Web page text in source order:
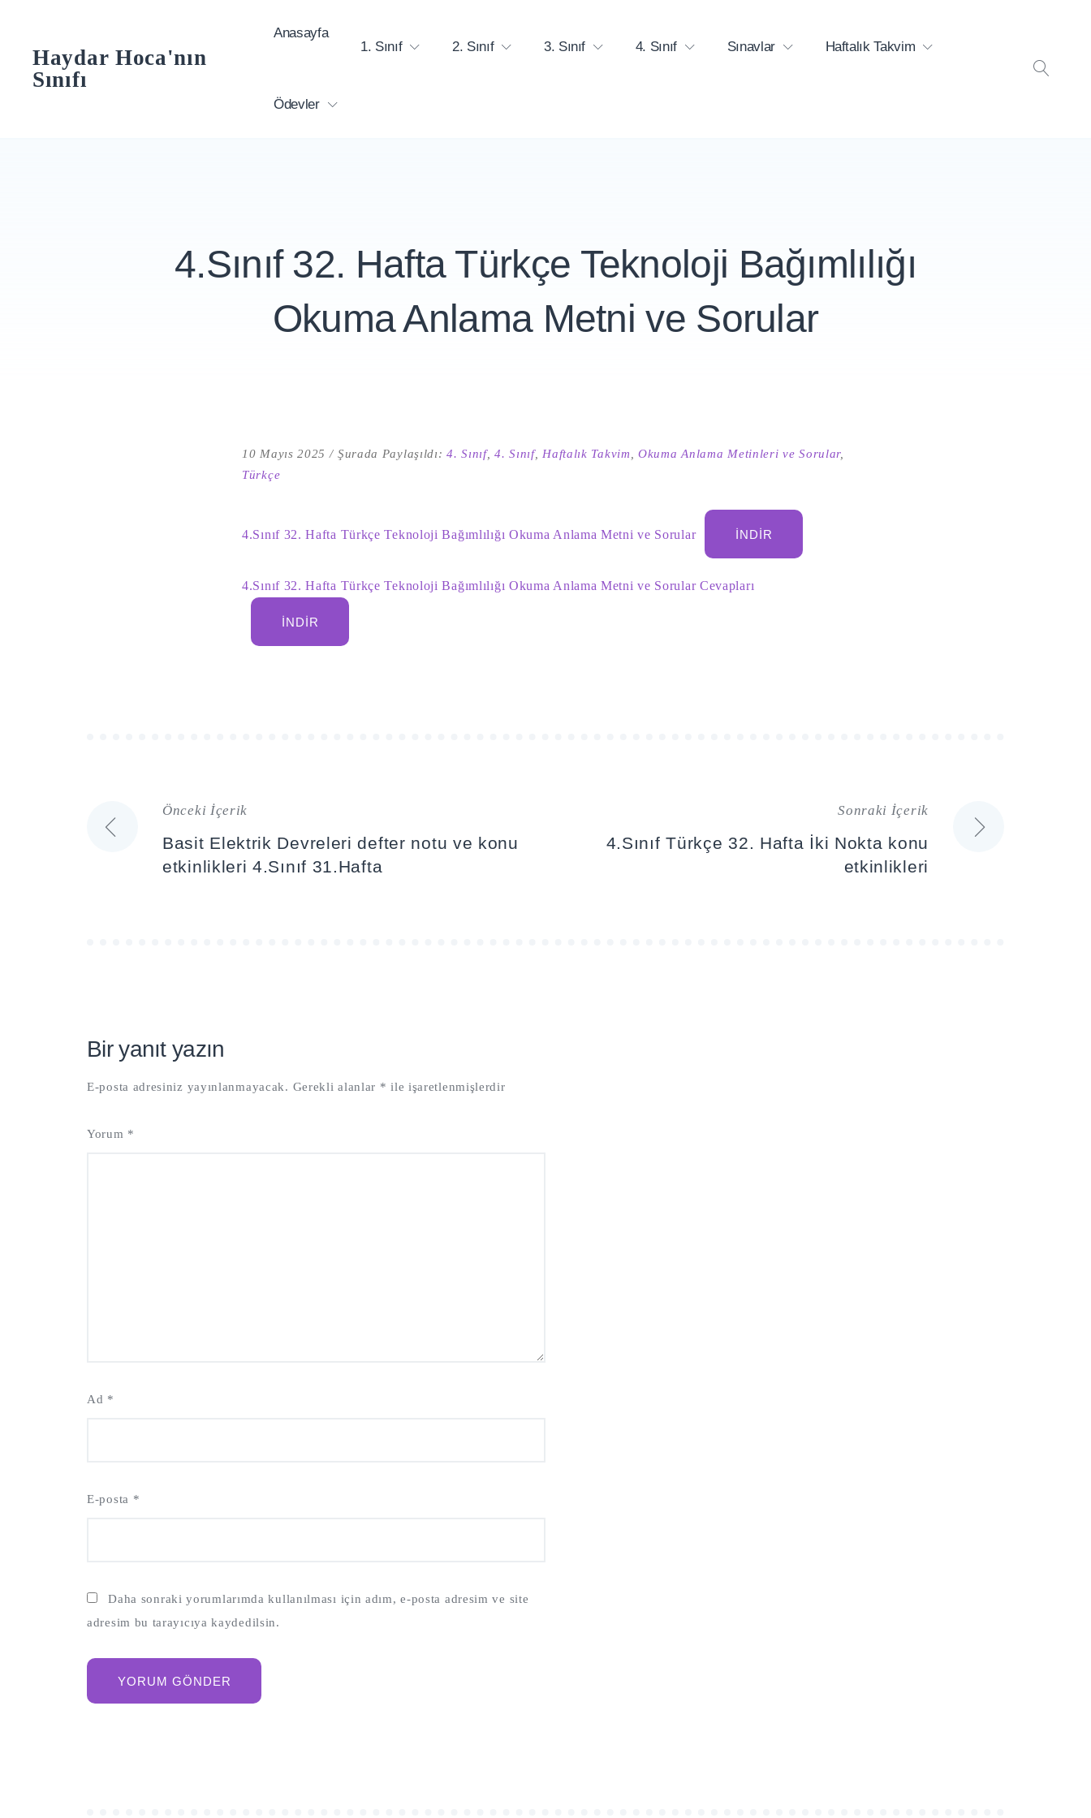
contentHaydar Hoca'nın
Sınıfı
Anasayfa
1. Sınıf
2. Sınıf 3. Sınıf 4. Sınıf Sınavlar Haftalık Takvim
Ödevler
4.Sınıf 32. Hafta Türkçe Teknoloji Bağımlılığı
Okuma Anlama Metni ve Sorular
10 Mayıs 2025 Şurada Paylaşıldı:4. Sınıf,4. Sınıf, Haftalık Takvim ,Okuma Anlama Metinleri ve Sorular,
Türkçe
4.Sınıf 32. Hafta Türkçe Teknoloji Bağımlılığı Okuma Anlama Metni ve Sorular İNDIR
4.Sınıf 32. Hafta Türkçe Teknoloji Bağımlılığı Okuma Anlama Metni ve Sorular Cevapları
İNDIR
Yazı
gezinmesi
Önceki İçerik
Basit Elektrik Devreleri defter notu ve konu
etkinlikleri 4.Sınıf 31.Hafta
Sonraki İçerik
4.Sınıf Türkçe 32. Hafta İki Nokta konu
etkinlikleri
Bir yanıt yazın
E-posta adresiniz yayınlanmayacak. Gerekli alanlar * ile işaretlenmişlerdir
Yorum *
Ad *
E-posta *
Daha sonraki yorumlarımda kullanılması için adım, e-posta adresim ve site
adresim bu tarayıcıya kaydedilsin.